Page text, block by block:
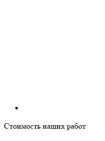
Стоимость наших работ